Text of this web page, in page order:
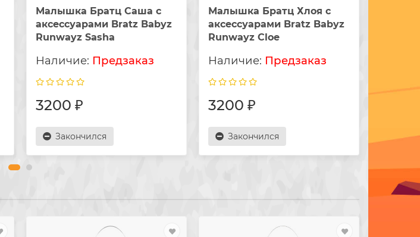
Малышка Братц Саша с
аксессуарами Bratz Babyz
Runwayz Sasha
Предзаказ
3200 ₽
Закончился
Малышка Братц Хлоя с
аксессуарами Bratz Babyz
Runwayz Cloe
Предзаказ
3200 ₽
Закончился